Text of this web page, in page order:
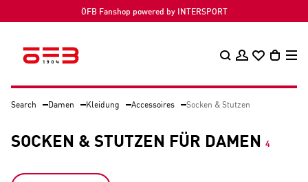
ÖFB Fanshop powered by INTERSPORT
Search Damen Kleidung Accessoires Socken & Stutzen
SOCKEN & STUTZEN FÜR DAMEN 4